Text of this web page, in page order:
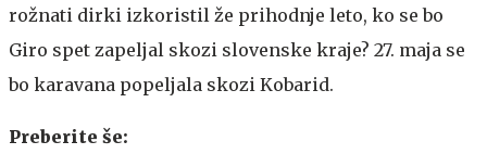
rožnati dirki izkoristil že prihodnje leto, ko se bo
Giro spet zapeljal skozi slovenske kraje? 27. maja se
bo karavana popeljala skozi Kobarid.
Preberite še: